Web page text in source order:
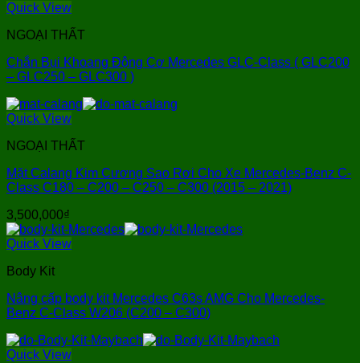
Quick View
NGOẠI THẤT
Chắn Bụi Khoang Động Cơ Mercedes GLC-Class ( GLC200
– GLC250 – GLC300 )
Quick View
NGOẠI THẤT
Mặt Calang Kim Cương Sao Rơi Cho Xe Mercedes-Benz C-
Class C180 – C200 – C250 – C300 (2015 – 2021)
3,500,000₫
Quick View
Body Kit
Nâng cấp body kit Mercedes C63s AMG Cho Mercedes-
Benz C-Class W206 (C200 – C300)
Quick View